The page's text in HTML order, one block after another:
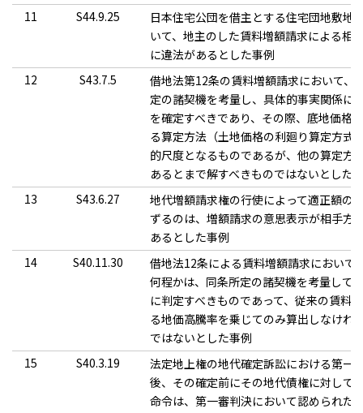
11
S44.9.25
日本住宅公団を借主とする住宅団地敷地
いて、地主のした賃料増額請求による相
に違法があるとした事例
12
S43.7.5
借地法第12条の賃料増額請求において、
定の諸契機を考量し、具体的事実関係に
を確定すべきであり、その際、底地価格
る算定方法（土地価格の利廻り算定方式
的尺度となるものであるが、他の算定方
あるとまで解すべきものではないとした
13
S43.6.27
地代増額請求権の行使によって適正額の
ずるのは、増額請求の意思表示が相手方
あるとした事例
14
S40.11.30
借地法12条による賃料増額請求において
何程かは、同条所定の諸契機を考量して
に判定すべきものであって、従来の賃料
る地価高騰率を乗じてのみ算出しなけれ
ではないとした事例
15
S40.3.19
法定地上権の地代確定訴訟における第一
後、その確定前にその地代債権に対して
命令は、第一審判決において認められた